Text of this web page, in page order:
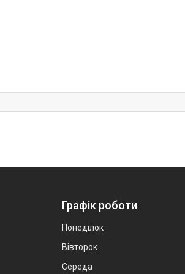
Графік роботи
Понеділок
Вівторок
Середа